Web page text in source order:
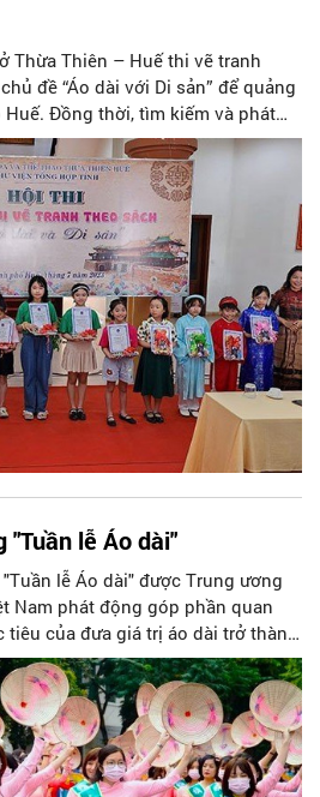
Thừa Thiên – Huế thi vẽ tranh
đề “Áo dài với Di sản” để quảng
Huế. Đồng thời, tìm kiếm và phát
trường, năng khiếu đam mê về
"Tuần lễ Áo dài"
lễ Áo dài" được Trung ương
Nam phát động góp phần quan
của đưa giá trị áo dài trở thành